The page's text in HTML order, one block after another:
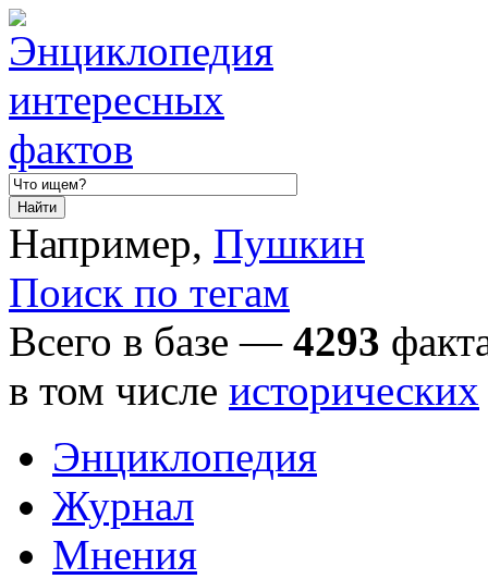
Например, Пушкин
Поиск по тегам
Всего в базе — 4293
в том числе исторических
Энциклопедия
Журнал
Мнения